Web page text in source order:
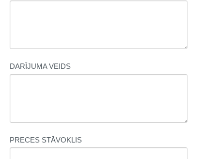
DARĪJUMA VEIDS
PRECES STĀVOKLIS